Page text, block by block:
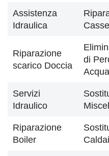
Assistenza
Idraulica
Riparazione
scarico Doccia
di
Servizi
Idraulico
Riparazione
Boiler